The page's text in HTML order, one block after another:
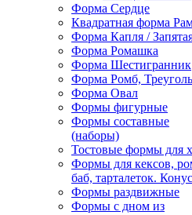
Форма Сердце
Квадратная форма
Форма Капля /
Форма Ромашка
Форма Шестигранник
Форма Ромб,
Форма Овал
Формы фигурные
Формы составные
(наборы)
Тостовые формы для
Формы для кексов,
баб, тарталеток.
Формы раздвижные
Формы с дном из